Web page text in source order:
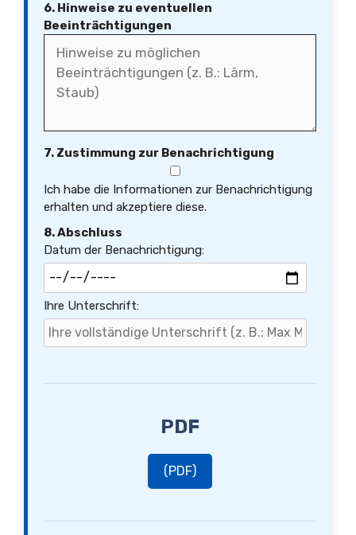
6. Hinweise zu eventuellen
Beeinträchtigungen
7. Zustimmung zur Benachrichtigung
Ich habe die Informationen zur Benachrichtigung
erhalten und akzeptiere diese.
8. Abschluss
Datum der Benachrichtigung:
Ihre Unterschrift:
PDF
(PDF)